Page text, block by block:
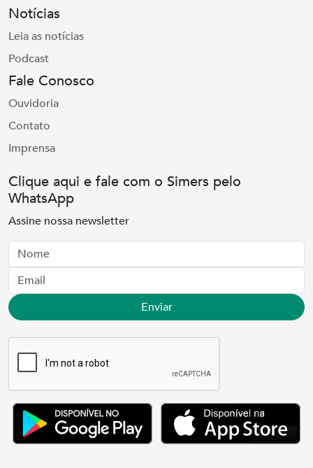
Notícias
Leia as notícias
Podcast
Fale Conosco
Ouvidoria
Contato
Imprensa
Clique aqui e fale com o Simers pelo
WhatsApp
Assine nossa newsletter
Nome
Email
Enviar